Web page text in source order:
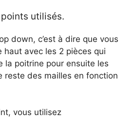
utilisés.
down, c’est à dire que vous
haut avec les 2 pièces qui
la poitrine pour ensuite les
reste des mailles en fonction
vous utilisez